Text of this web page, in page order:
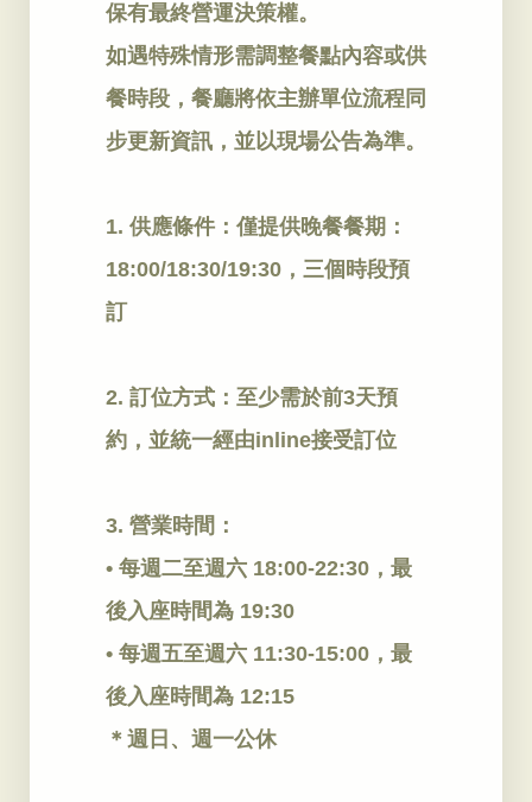
保有最終營運決策權。
如遇特殊情形需調整餐點內容或供
餐時段，餐廳將依主辦單位流程同
步更新資訊，並以現場公告為準。
1. 供應條件：僅提供晚餐餐期：
18:00/18:30/19:30，三個時段預
訂
2. 訂位方式：至少需於前3天預
約，並統一經由inline接受訂位
3. 營業時間：
• 每週二至週六 18:00-22:30，最
後入座時間為 19:30
• 每週五至週六 11:30-15:00，最
後入座時間為 12:15
＊週日、週一公休